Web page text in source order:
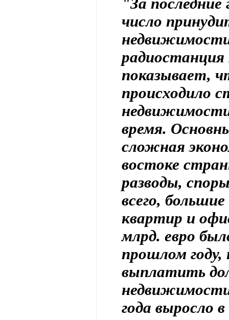
"За
число
показывает,
происходило
недвижимости
время.
сложная
востоке
разводы,
всего,
квартир и
млрд. евро
прошлом году,
выплатить
года выросло